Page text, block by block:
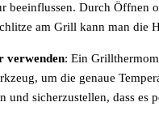
beeinflussen. Durch Öffnen
am Grill kann man die
verwenden: Ein
um die genaue
und sicherzustellen, dass es